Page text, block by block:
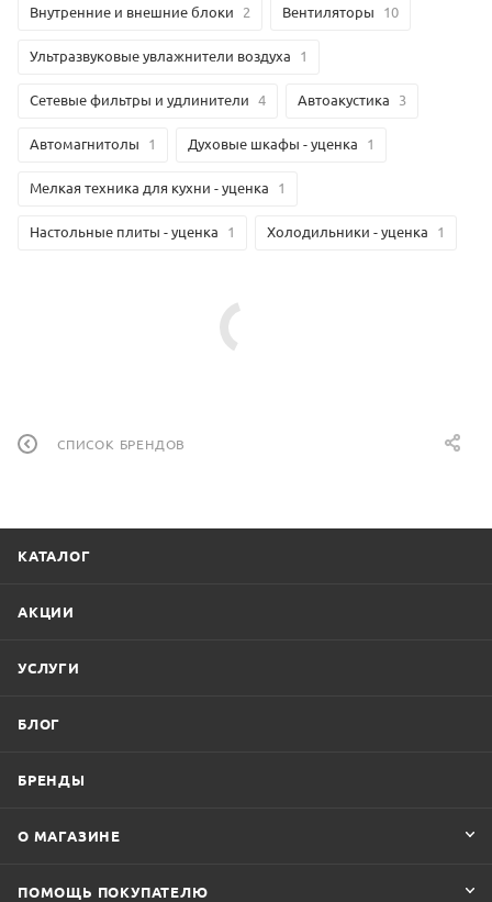
Внутренние и внешние блоки 2 Вентиляторы 10
Ультразвуковые увлажнители воздуха 1
Сетевые фильтры и удлинители 4 Автоакустика 3
Автомагнитолы 1 Духовые шкафы - уценка 1
Мелкая техника для кухни - уценка 1
Настольные плиты - уценка 1 Холодильники - уценка 1
СПИСОК БРЕНДОВ
КАТАЛОГ
АКЦИИ
УСЛУГИ
БЛОГ
БРЕНДЫ
О МАГАЗИНЕ
ПОМОЩЬ ПОКУПАТЕЛЮ